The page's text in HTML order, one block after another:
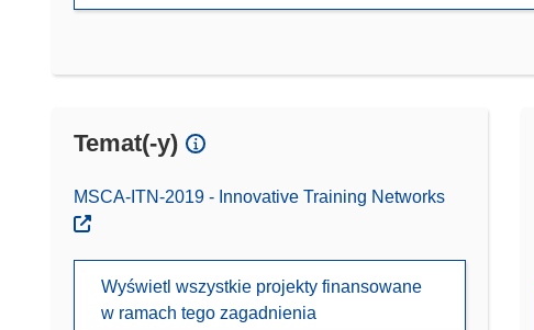
Temat(-y)
MSCA-ITN-2019 - Innovative Training Networks
Wyświetl wszystkie projekty finansowane
w ramach tego zagadnienia